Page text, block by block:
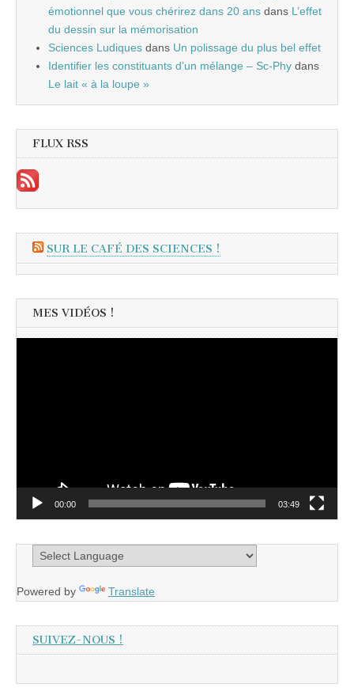
émotionnel que vous chérirez dans 20 ans dans L’effet
du dessin sur la mémorisation
Sciences Ludiques dans Un polissage du plus bel effet
Identifier les constituants d’un mélange – Sc-Phy dans
Le lait « à la loupe »
FLUX RSS
SUR LE CAFÉ DES SCIENCES !
MES VIDÉOS !
00:00 03:49
Powered by Translate
SUIVEZ-NOUS !